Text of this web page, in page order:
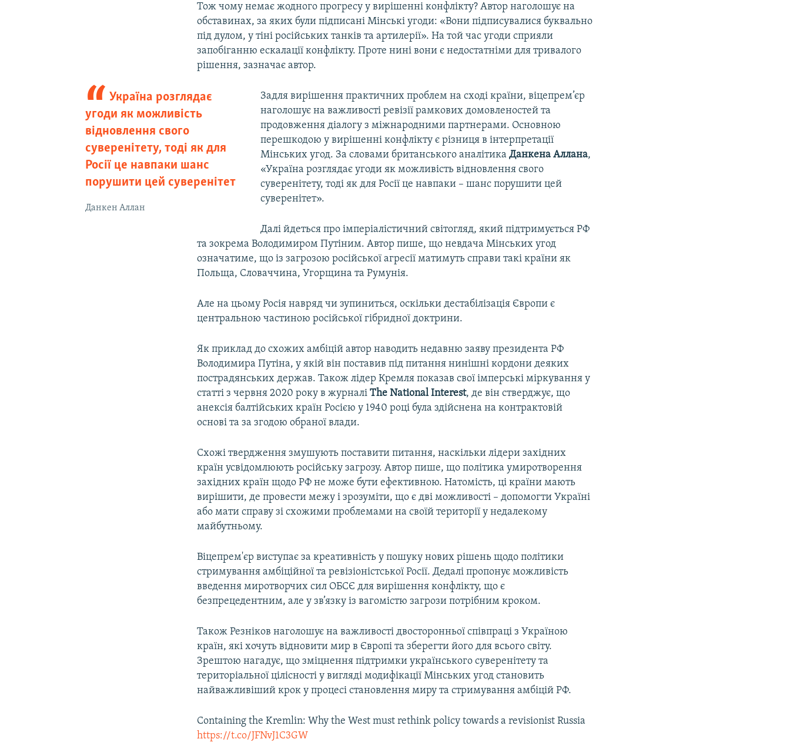
Тож чому немає жодного прогресу у вирішенні конфлікту? Автор наголошує на
обставинах, за яких були підписані Мінські угоди: «Вони підписувалися буквально
під дулом, у тіні російських танків та артилерії». На той час угоди сприяли
запобіганню ескалації конфлікту. Проте нині вони є недостатніми для тривалого
рішення, зазначає автор.
Україна розглядає
угоди як можливість
відновлення свого
суверенітету, тоді як для
Росії це навпаки шанс
порушити цей суверенітет
Данкен Аллан
Задля вирішення практичних проблем на сході країни, віцепрем’єр
наголошує на важливості ревізії рамкових домовленостей та
продовження діалогу з міжнародними партнерами. Основною
перешкодою у вирішенні конфлікту є різниця в інтерпретації
Мінських угод. За словами британського аналітика Данкена Аллана,
«Україна розглядає угоди як можливість відновлення свого
суверенітету, тоді як для Росії це навпаки – шанс порушити цей
суверенітет».
Далі йдеться про імперіалістичний світогляд, який підтримується РФ
та зокрема Володимиром Путіним. Автор пише, що невдача Мінських угод
означатиме, що із загрозою російської агресії матимуть справи такі країни як
Польща, Словаччина, Угорщина та Румунія.
Але на цьому Росія навряд чи зупиниться, оскільки дестабілізація Європи є
центральною частиною російської гібридної доктрини.
Як приклад до схожих амбіцій автор наводить недавню заяву президента РФ
Володимира Путіна, у якій він поставив під питання нинішні кордони деяких
пострадянських держав. Також лідер Кремля показав свої імперські міркування у
статті з червня 2020 року в журналіThe NationalInterest, де він стверджує, що
анексія балтійських країн Росією у 1940 році була здійснена на контрактовій
основі та за згодою обраної влади.
Схожі твердження змушують поставити питання, наскільки лідери західних
країн усвідомлюють російську загрозу. Автор пише, що політика умиротворення
західних країн щодо РФ не може бути ефективною. Натомість, ці країни мають
вирішити, де провести межу і зрозуміти, що є дві можливості – допомогти Україні
або мати справу зі схожими проблемами на своїй території у недалекому
майбутньому.
Віцепрем'єр виступає за креативність у пошуку нових рішень щодо політики
стримування амбіційної та ревізіоністської Росії. Дедалі пропонує можливість
введення миротворчих сил ОБСЄ для вирішення конфлікту, що є
безпрецедентним, але у зв’язку із вагомістю загрози потрібним кроком.
Також Резніков наголошує на важливості двосторонньої співпраці з Україною
країн, які хочуть відновити мир в Європі та зберегти його для всього світу.
Зрештою нагадує, що зміцнення підтримки українського суверенітету та
територіальної цілісності у вигляді модифікації Мінських угод становить
найважливіший крок у процесі становлення миру та стримування амбіцій РФ.
Containing the Kremlin: Why the West must rethink policy towards a revisionist Russia
https://t.co/JFNvJ1C3GW